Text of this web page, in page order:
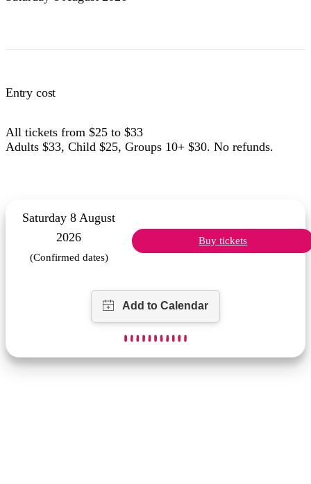
Entry cost
All tickets from $25 to $33
Adults $33, Child $25, Groups 10+ $30. No refunds.
Saturday 8 August
2026
(Confirmed dates)
Buy tickets